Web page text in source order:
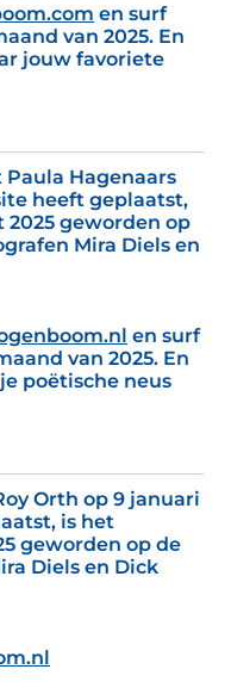
en surf
van 2025. En
jouw favoriete
Hagenaars
heeft geplaatst,
geworden op
Mira Diels en
en surf
van 2025. En
poëtische neus
Orth op 9 januari
is het
geworden op de
Diels en Dick